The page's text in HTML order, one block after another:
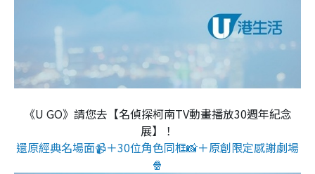
《U GO》請您去【名偵探柯南TV動畫播放30週年紀念
展】！
還原經典名場面📹＋30位角色同框📸＋原創限定感謝劇場
🍿